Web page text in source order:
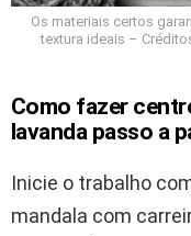
Os materiais certos
textura ideais –
Como fazer
lavanda passo a
Inicie o trabalho
mandala com